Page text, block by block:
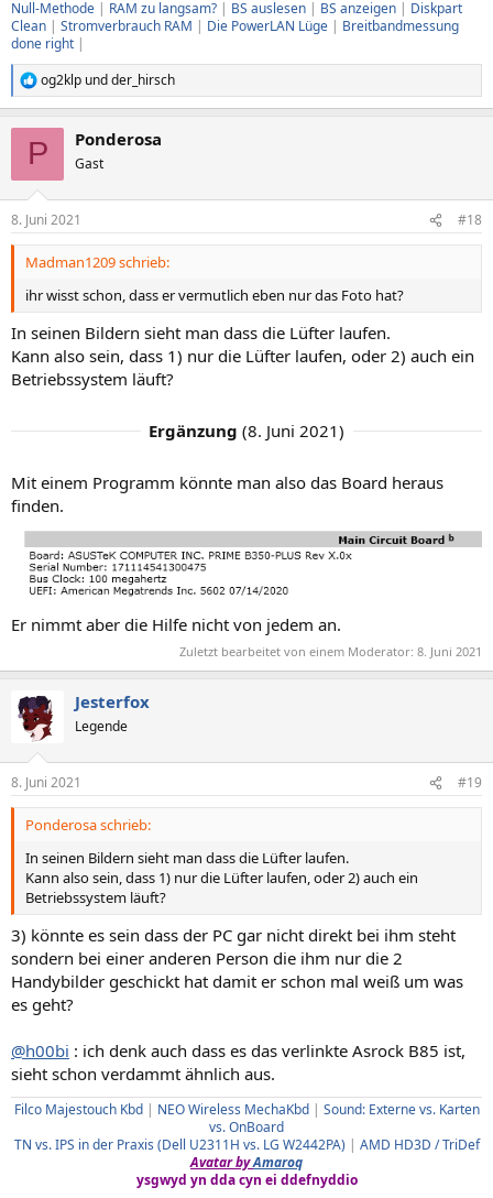
Null-Methode | RAM zu langsam? | BS auslesen | BS anzeigen | Diskpart
Clean | Stromverbrauch RAM | Die PowerLAN Lüge | Breitbandmessung
done right |
R
e
e
n
og2klp undder_hirsch
P Ponderosa
Gast
8. Juni 2021 #18
Madman1209 schrieb:
ihr wisst schon, dass er vermutlich eben nur das Foto hat?
In seinen Bildern sieht man dass die Lüfter laufen.
Kann also sein, dass 1) nur die Lüfter laufen, oder 2) auch ein
Betriebssystem läuft?
Ergänzung (8. Juni 2021)
Mit einem Programm könnte man also das Board heraus
finden.
Er nimmt aber die Hilfe nicht von jedem an.
Zuletzt bearbeitet von einem Moderator: 8. Juni 2021
Jesterfox
Legende
8. Juni 2021 #19
Ponderosa schrieb:
In seinen Bildern sieht man dass die Lüfter laufen.
Kann also sein, dass 1) nur die Lüfter laufen, oder 2) auch ein
Betriebssystem läuft?
3) könnte es sein dass der PC gar nicht direkt bei ihm steht
sondern bei einer anderen Person die ihm nur die 2
Handybilder geschickt hat damit er schon mal weiß um was
es geht?
@h00bi : ich denk auch dass es das verlinkte Asrock B85 ist,
sieht schon verdammt ähnlich aus.
Filco Majestouch Kbd| NEO Wireless MechaKbd| Sound: Externe vs. Karten
vs. OnBoard
TN vs. IPS in der Praxis (Dell U2311H vs. LG W2442PA) | AMD HD3D / TriDef
Avatar byAmaroq
ysgwyd yn dda cyn ei ddefnyddio